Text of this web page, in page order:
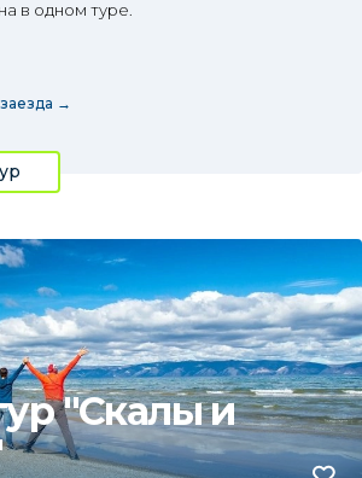
в одном туре.
→
"Скалы и